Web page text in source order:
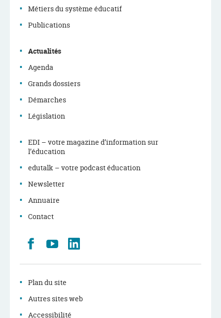
Menu
de
navigation
Métiers du système éducatif
Publications
Actualités
Agenda
Grands dossiers
Démarches
Législation
EDI – votre magazine d’information sur
l’éducation
edutalk – votre podcast éducation
Newsletter
Annuaire
Contact
Retrouvez
nous
Youtube
Plan du site
Autres sites web
Accessibilité